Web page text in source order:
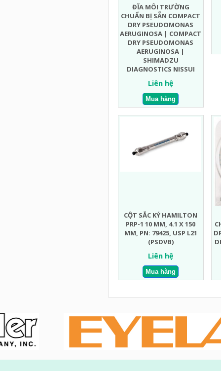
ĐĨA MÔI TRƯỜNG
CHUẨN BỊ SẴN COMPACT
DRY PSEUDOMONAS
AERUGINOSA | COMPACT
DRY PSEUDOMONAS
AERUGINOSA |
SHIMADZU
DIAGNOSTICS NISSUI
Liên hệ
CỘT SẮC KÝ HAMILTON
PRP-1 10 ΜM, 4.1 X 150
MM, PN: 79425, USP L21
(PSDVB)
Liên hệ